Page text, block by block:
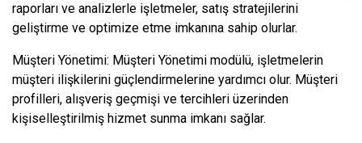
raporları ve analizlerle işletmeler, satış stratejilerini
geliştirme ve optimize etme imkanına sahip olurlar.
Müşteri Yönetimi: Müşteri Yönetimi modülü, işletmelerin
müşteri ilişkilerini güçlendirmelerine yardımcı olur. Müşteri
profilleri, alışveriş geçmişi ve tercihleri üzerinden
kişiselleştirilmiş hizmet sunma imkanı sağlar.